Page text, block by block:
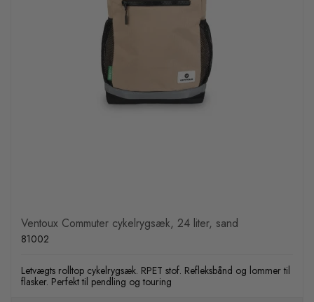
Ventoux Commuter cykelrygsæk, 24 liter, sand
81002
Letvægts rolltop cykelrygsæk. RPET stof. Refleksbånd og lommer til
flasker. Perfekt til pendling og touring